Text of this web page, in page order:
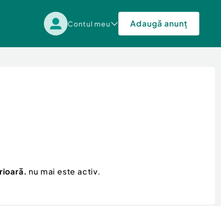
Contul meu Adaugă anunț
nu mai este activ.